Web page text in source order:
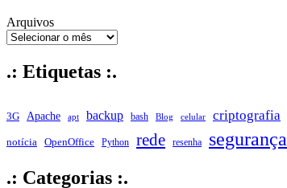
Arquivos
.: Etiquetas :.
3G Apache apt backup bash Blog celular criptografia
notícia OpenOffice Python rede resenha segurança
.: Categorias :.